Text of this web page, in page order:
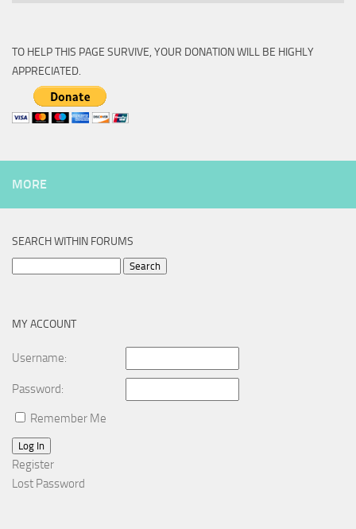
TO HELP THIS PAGE SURVIVE, YOUR DONATION WILL BE HIGHLY
APPRECIATED.
MORE
SEARCH WITHIN FORUMS
MY ACCOUNT
Username:
Password:
Remember Me
Log In
Register
Lost Password